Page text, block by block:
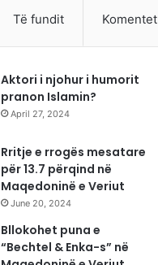
Të fundit Komentet
Aktori i njohur i humorit
pranon Islamin?
April 27, 2024
Rritje e rrogës mesatare
për 13.7 përqind në
Maqedoninë e Veriut
June 20, 2024
Bllokohet puna e
“Bechtel & Enka-s” në